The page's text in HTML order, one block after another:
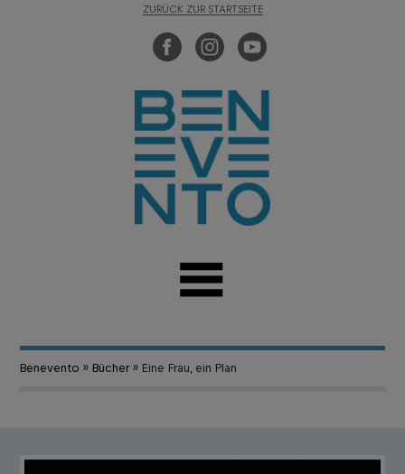
ZURÜCK ZUR STARTSEITE
Benevento » Bücher» Eine Frau, ein Plan